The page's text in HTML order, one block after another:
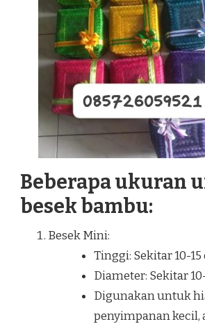
Beberapa ukuran
besek bambu:
Besek Mini:
Tinggi: Sekitar 10-
Diameter: Sekitar
Digunakan untuk
penyimpanan kecil,